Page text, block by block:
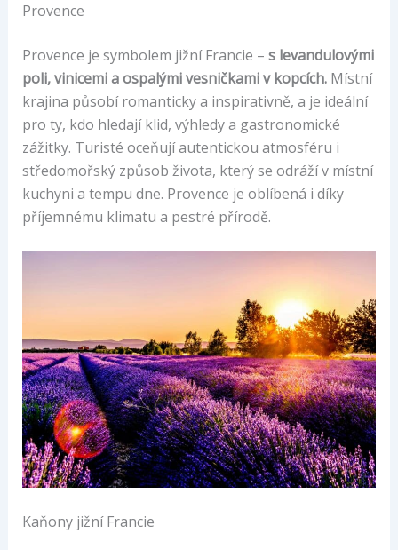
Provence
Provence je symbolem jižní Francie – s levandulovými
poli, vinicemi a ospalými vesničkami v kopcích.Místní
krajina působí romanticky a inspirativně, a je ideální
pro ty, kdo hledají klid, výhledy a gastronomické
zážitky. Turisté oceňují autentickou atmosféru i
středomořský způsob života, který se odráží v místní
kuchyni a tempu dne. Provence je oblíbená i díky
příjemnému klimatu a pestré přírodě.
Kaňony jižní Francie